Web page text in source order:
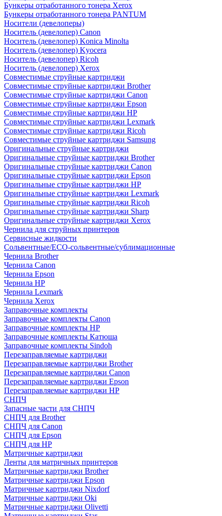
Бункеры отработанного тонера Xerox
Бункеры отработанного тонера PANTUM
Носители (девелоперы)
Носитель (девелопер) Canon
Носитель (девелопер) Konica Minolta
Носитель (девелопер) Kyocera
Носитель (девелопер) Ricoh
Носитель (девелопер) Xerox
Совместимые струйные картриджи
Совместимые струйные картриджи Brother
Совместимые струйные картриджи Canon
Совместимые струйные картриджи Epson
Совместимые струйные картриджи HP
Совместимые струйные картриджи Lexmark
Совместимые струйные картриджи Ricoh
Совместимые струйные картриджи Samsung
Оригинальные струйные картриджи
Оригинальные струйные картриджи Brother
Оригинальные струйные картриджи Canon
Оригинальные струйные картриджи Epson
Оригинальные струйные картриджи HP
Оригинальные струйные картриджи Lexmark
Оригинальные струйные картриджи Ricoh
Оригинальные струйные картриджи Sharp
Оригинальные струйные картриджи Xerox
Чернила для струйных принтеров
Сервисные жидкости
Сольвентные/ECO-сольвентные/сублимационные
Чернила Brother
Чернила Canon
Чернила Epson
Чернила HP
Чернила Lexmark
Чернила Xerox
Заправочные комплекты
Заправочные комплекты Canon
Заправочные комплекты HP
Заправочные комплекты Катюша
Заправочные комплекты Sindoh
Перезаправляемые картриджи
Перезаправляемые картриджи Brother
Перезаправляемые картриджи Canon
Перезаправляемые картриджи Epson
Перезаправляемые картриджи HP
СНПЧ
Запасные части для СНПЧ
СНПЧ для Brother
СНПЧ для Canon
СНПЧ для Epson
СНПЧ для HP
Матричные картриджи
Ленты для матричных принтеров
Матричные картриджи Brother
Матричные картриджи Epson
Матричные картриджи Nixdorf
Матричные картриджи Oki
Матричные картриджи Olivetti